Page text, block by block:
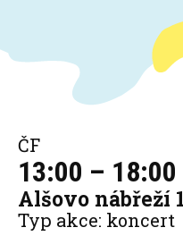
ČF
13:00 – 18:00
Alšovo nábřeží
Typ akce: koncert